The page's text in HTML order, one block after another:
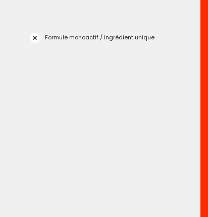
Formule monoactif / Ingrédient unique